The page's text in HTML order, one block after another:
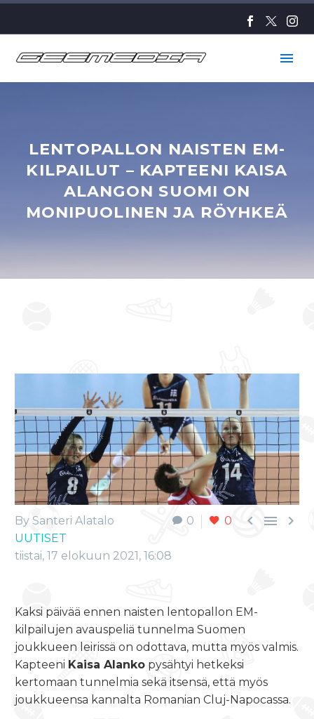
LENTOPALLON NAISTEN EM-
KILPAILUT – KAPTEENI KAISA
ALANGON SUOMI ON
MONIPUOLINEN JA RÖYHKEÄ
0 0   
By Santeri Alatalo
UUTISET
tiistai, 17 elokuun 2021, 16:08
Kaksi päivää ennen naisten lentopallon EM-
kilpailujen avauspeliä tunnelma Suomen
joukkueen leirissä on odottava, mutta myös valmis.
Kapteeni Kaisa Alanko pysähtyi hetkeksi
kertomaan tunnelmia sekä itsensä, että myös
joukkueensa kannalta Romanian Cluj-Napocassa.